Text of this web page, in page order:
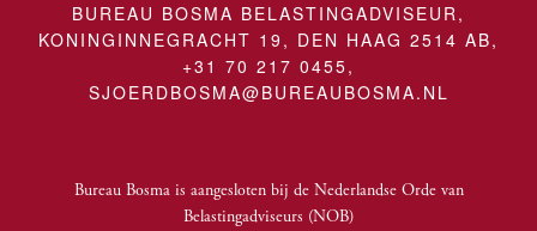
BUREAU BOSMA BELASTINGADVISEUR,
KONINGINNEGRACHT 19, DEN HAAG 2514 AB,
+31 70 217 0455,
SJOERDBOSMA@BUREAUBOSMA.NL
Bureau Bosma is aangesloten bij de Nederlandse Orde van
Belastingadviseurs (NOB)